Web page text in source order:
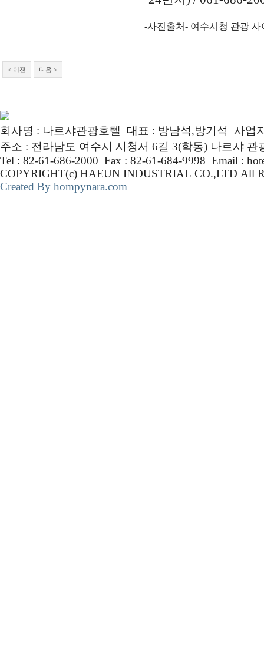
-사진출처- 여수시청 관광 사
< 이전 다음 >
회사명 : 나르샤관광호텔 대표 : 방남석,방기석 사업
주소 : 전라남도 여수시 시청서 6길 3(학동) 나르샤 관
Tel : 82-61-686-2000 Fax : 82-61-684-9998 Email :
COPYRIGHT(c) HAEUN INDUSTRIAL CO.,LTD All
Created By hompynara.com